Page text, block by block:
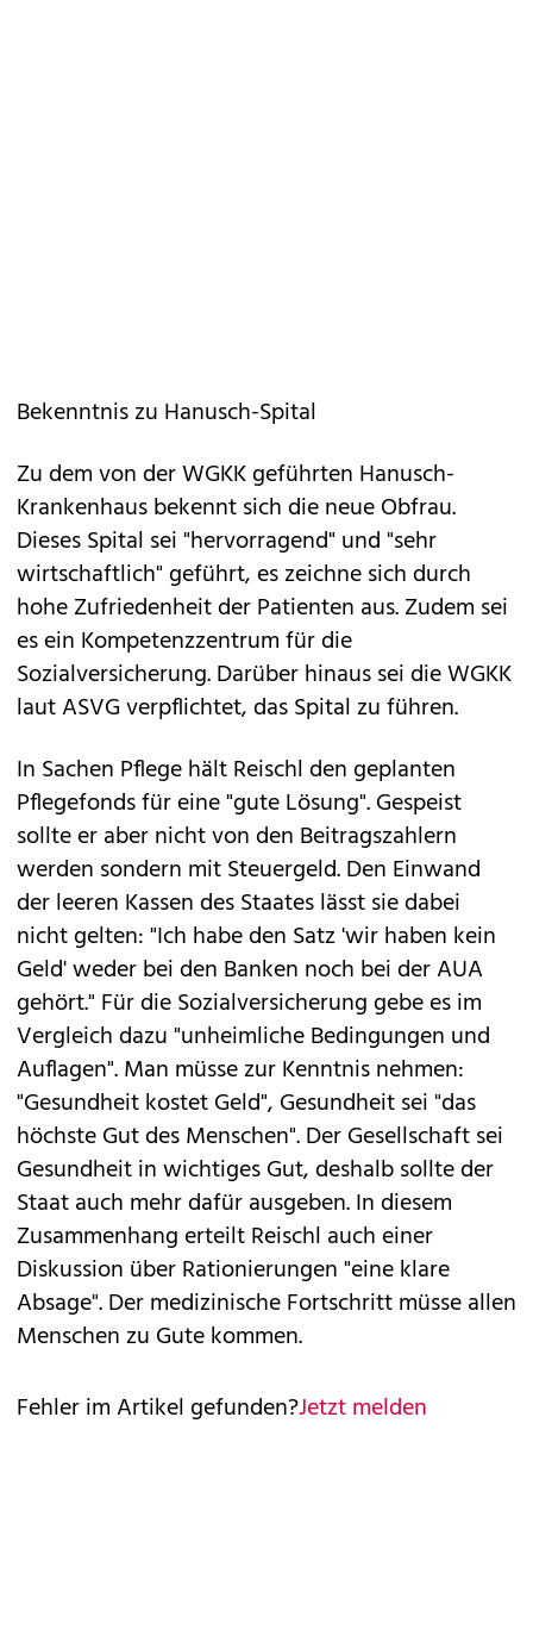
Bekenntnis zu Hanusch-Spital
Zu dem von der WGKK geführten Hanusch-
Krankenhaus bekennt sich die neue Obfrau.
Dieses Spital sei "hervorragend" und "sehr
wirtschaftlich" geführt, es zeichne sich durch
hohe Zufriedenheit der Patienten aus. Zudem sei
es ein Kompetenzzentrum für die
Sozialversicherung. Darüber hinaus sei die WGKK
laut ASVG verpflichtet, das Spital zu führen.
In Sachen Pflege hält Reischl den geplanten
Pflegefonds für eine "gute Lösung". Gespeist
sollte er aber nicht von den Beitragszahlern
werden sondern mit Steuergeld. Den Einwand
der leeren Kassen des Staates lässt sie dabei
nicht gelten: "Ich habe den Satz 'wir haben kein
Geld' weder bei den Banken noch bei der AUA
gehört." Für die Sozialversicherung gebe es im
Vergleich dazu "unheimliche Bedingungen und
Auflagen". Man müsse zur Kenntnis nehmen:
"Gesundheit kostet Geld", Gesundheit sei "das
höchste Gut des Menschen". Der Gesellschaft sei
Gesundheit in wichtiges Gut, deshalb sollte der
Staat auch mehr dafür ausgeben. In diesem
Zusammenhang erteilt Reischl auch einer
Diskussion über Rationierungen "eine klare
Absage". Der medizinische Fortschritt müsse allen
Menschen zu Gute kommen.
Fehler im Artikel gefunden?Jetzt melden